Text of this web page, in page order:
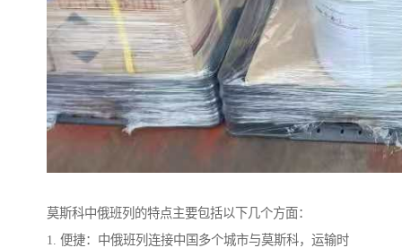
莫斯科中俄班列的特点主要包括以下几个方面：
1. 便捷：中俄班列连接中国多个城市与莫斯科，运输时